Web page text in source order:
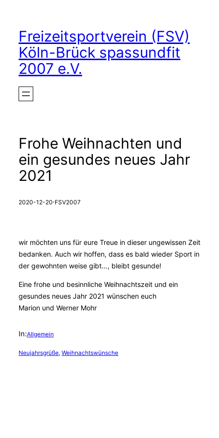
springenFreizeitsportverein (FSV)
Köln-Brück spassundfit
2007 e.V.
Frohe Weihnachten und
ein gesundes neues Jahr
2021
2020-12-20·FSV2007
wir möchten uns für eure Treue in dieser ungewissen Zeit
bedanken. Auch wir hoffen, dass es bald wieder Sport in
der gewohnten weise gibt…, bleibt gesunde!
Eine frohe und besinnliche Weihnachtszeit und ein
gesundes neues Jahr 2021 wünschen euch
Marion und Werner Mohr
In:Allgemein
Neujahrsgrüße, Weihnachtswünsche